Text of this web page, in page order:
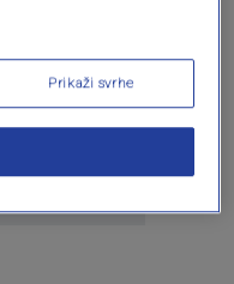
Prikaži svrhe